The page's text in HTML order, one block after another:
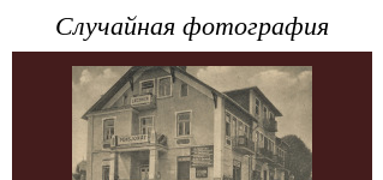
Случайная фотография